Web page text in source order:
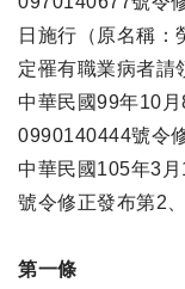
日施行（原名稱：
定罹有職業病者請
中華民國99年10
0990140444號令
中華民國105年3
號令修正發布第2
第一條